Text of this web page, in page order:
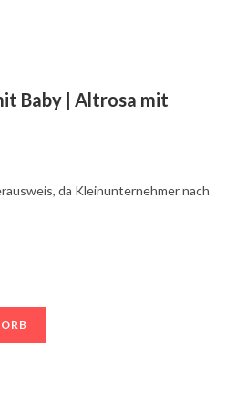
Baby | Altrosa mit
da Kleinunternehmer nach